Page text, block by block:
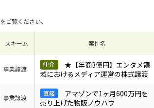
をご覧ください。
スキーム 案件名
事業譲渡
★【年商3億円】エンタメ領
域におけるメディア運営の株式譲渡
事業譲渡
アマゾンで1ヶ月600万円を
売り上げた物販ノウハウ